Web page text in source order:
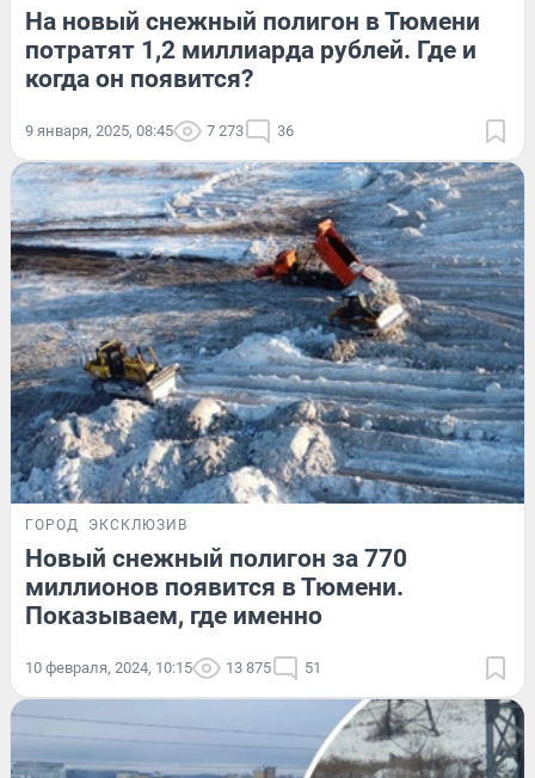
На новый снежный полигон в Тюмени
потратят 1,2 миллиарда рублей. Где и
когда он появится?
9 января, 2025, 08:45 7 273 36
ГОРОД ЭКСКЛЮЗИВ
Новый снежный полигон за 770
миллионов появится в Тюмени.
Показываем, где именно
10 февраля, 2024, 10:15 13 875 51